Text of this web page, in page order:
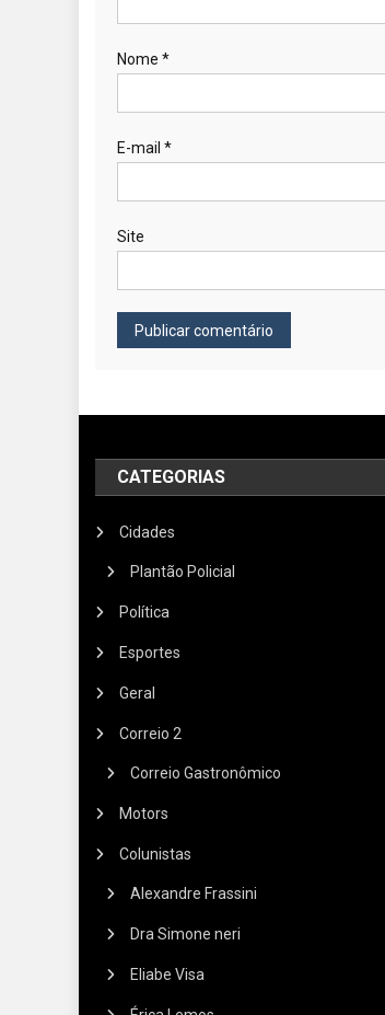
Nome *
E-mail *
Site
CATEGORIAS
Cidades
Plantão Policial
Política
Esportes
Geral
Correio 2
Correio Gastronômico
Motors
Colunistas
Alexandre Frassini
Dra Simone neri
Eliabe Visa